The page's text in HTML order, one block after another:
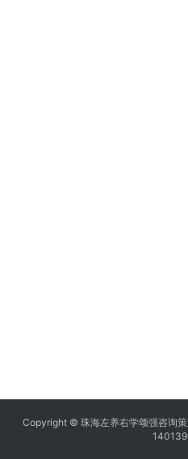
Copyright © 珠海左养右学颂强咨询